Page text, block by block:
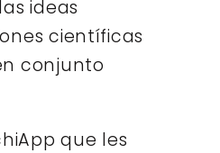
ideas
científicas
conjunto
que les